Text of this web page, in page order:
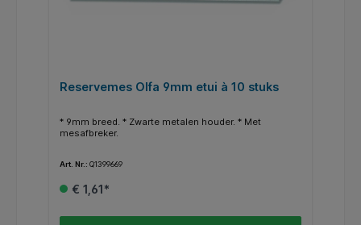
Reservemes Olfa 9mm etui à 10 stuks
* 9mm breed. * Zwarte metalen houder. * Met
mesafbreker.
Art. Nr.: Q1399669
€ 1,61*